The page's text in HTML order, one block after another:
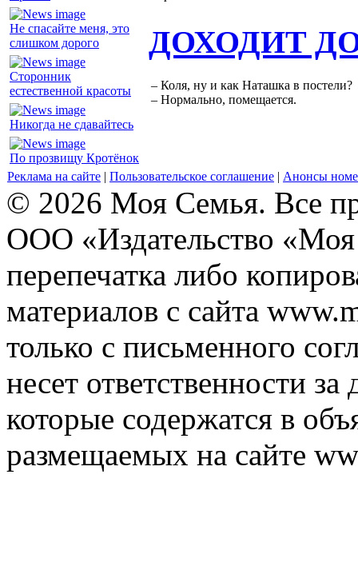
Не спасайте меня, это
слишком дорого
Сторонник
естественной красоты
Никогда не сдавайтесь
По прозвищу Кротёнок
ДОХОДИТ
– Коля, ну и как Наташка в постели?
– Нормально, помещается.
Реклама на сайте | Пользовательское соглашение | Анонсы
© 2026 Моя Семья. Все
ООО «Издательство
перепечатка либо
материалов с сайта
только с письменного
несет ответственности
которые содержатся в
размещаемых на сайте